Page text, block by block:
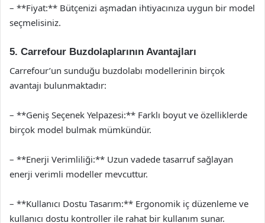
– **Fiyat:** Bütçenizi aşmadan ihtiyacınıza uygun bir model
seçmelisiniz.
5. Carrefour Buzdolaplarının Avantajları
Carrefour’un sunduğu buzdolabı modellerinin birçok
avantajı bulunmaktadır:
– **Geniş Seçenek Yelpazesi:** Farklı boyut ve özelliklerde
birçok model bulmak mümkündür.
– **Enerji Verimliliği:** Uzun vadede tasarruf sağlayan
enerji verimli modeller mevcuttur.
– **Kullanıcı Dostu Tasarım:** Ergonomik iç düzenleme ve
kullanıcı dostu kontroller ile rahat bir kullanım sunar.